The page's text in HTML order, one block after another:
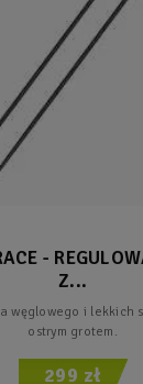
-
Z...
węglowego i lekkich
ostrym grotem.
299 zł